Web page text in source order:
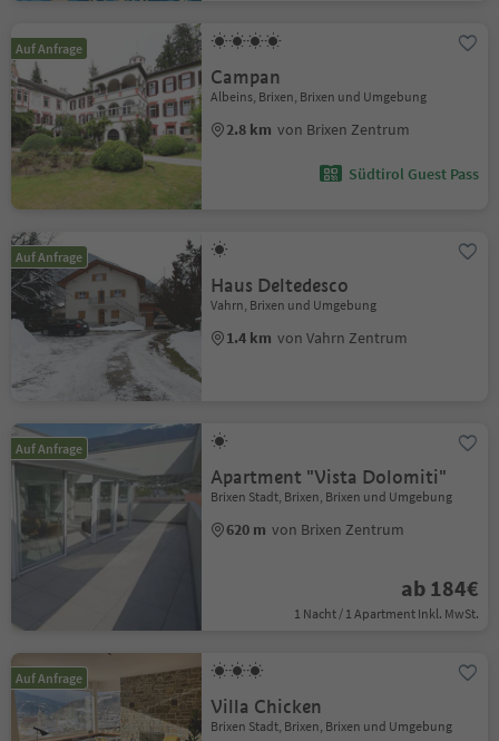
Auf Anfrage
Campan
Albeins, Brixen, Brixen und Umgebung
2.8 km von Brixen Zentrum
Südtirol Guest Pass
Auf Anfrage
Haus Deltedesco
Vahrn, Brixen und Umgebung
1.4 km von Vahrn Zentrum
Auf Anfrage
Apartment "Vista Dolomiti"
Brixen Stadt, Brixen, Brixen und Umgebung
620 m von Brixen Zentrum
ab 184€
1 Nacht / 1 Apartment Inkl. MwSt.
Auf Anfrage
Villa Chicken
Brixen Stadt, Brixen, Brixen und Umgebung